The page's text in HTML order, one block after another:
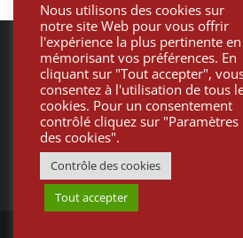
Mentions légales
Politique de
Informatique et
Paiement sécurisé
Nous utilisons des cookies sur
notre site Web pour vous offrir
l'expérience la plus pertinente en
mémorisant vos préférences. En
cliquant sur "Tout accepter",
consentez à l'utilisation de tous
cookies. Pour un consentement
contrôlé cliquez sur "Paramètres
des cookies".
Contrôle des cookies
Tout accepter